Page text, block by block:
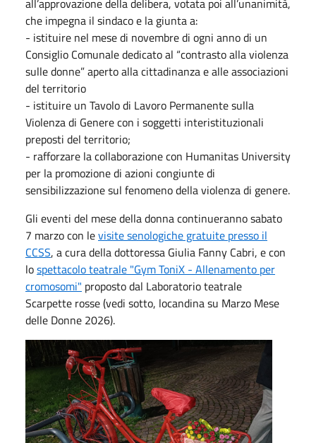
che impegna il sindaco e la giunta a:
- istituire nel mese di novembre di ogni anno di un
Consiglio Comunale dedicato al “contrasto alla violenza
sulle donne” aperto alla cittadinanza e alle associazioni
del territorio
- istituire un Tavolo di Lavoro Permanente sulla
Violenza di Genere con i soggetti interistituzionali
preposti del territorio;
- rafforzare la collaborazione con Humanitas University
per la promozione di azioni congiunte di
sensibilizzazione sul fenomeno della violenza di genere.
Gli eventi del mese della donna continueranno sabato
7 marzo con levisite senologiche gratuite presso il
CCSS, a cura della dottoressa Giulia Fanny Cabri, e con
lospettacolo teatrale "Gym ToniX - Allenamento per
cromosomi" proposto dal Laboratorio teatrale
Scarpette rosse (vedi sotto, locandina su Marzo Mese
delle Donne 2026).